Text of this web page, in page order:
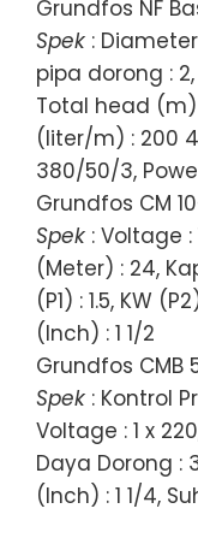
Grundfos NF
Spek :
pipa dorong :
Total head (m)
(liter/m) : 200
380/50/3,
Grundfos CM
Spek : Voltage :
(Meter) : 24,
(P1) : 1.5, KW
(Inch) : 1 1/2
Grundfos CMB
Spek : Kontrol
Voltage : 1 x
Daya Dorong :
(Inch) : 1 1/4,